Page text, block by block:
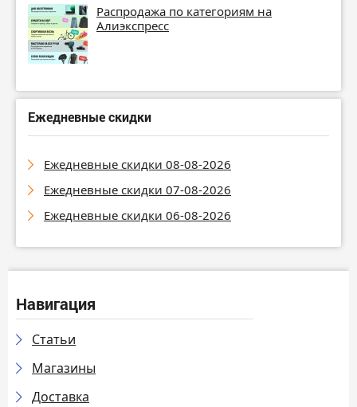
Распродажа по категориям на
Алиэкспресс
Ежедневные скидки
Ежедневные скидки 08-08-2026
Ежедневные скидки 07-08-2026
Ежедневные скидки 06-08-2026
Навигация
Статьи
Магазины
Доставка